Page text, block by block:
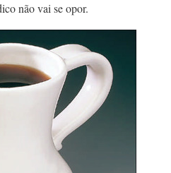
não vai se opor.